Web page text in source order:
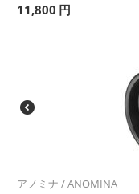
11,800 円
アノミナ / ANOMINA